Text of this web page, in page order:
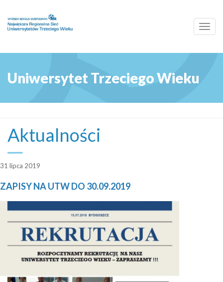
Uniwersytet Trzeciego Wieku
Aktualności
31 lipca 2019
ZAPISY NA UTW DO 30.09.2019